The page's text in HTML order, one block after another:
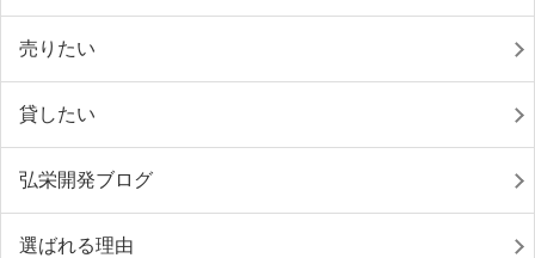
売りたい
貸したい
弘栄開発ブログ
選ばれる理由